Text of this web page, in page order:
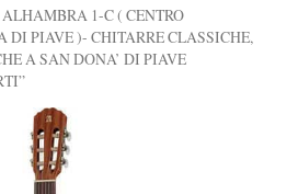
1-C ( CENTRO
DI PIAVE )- CHITARRE CLASSICHE,
A SAN DONA’ DI PIAVE